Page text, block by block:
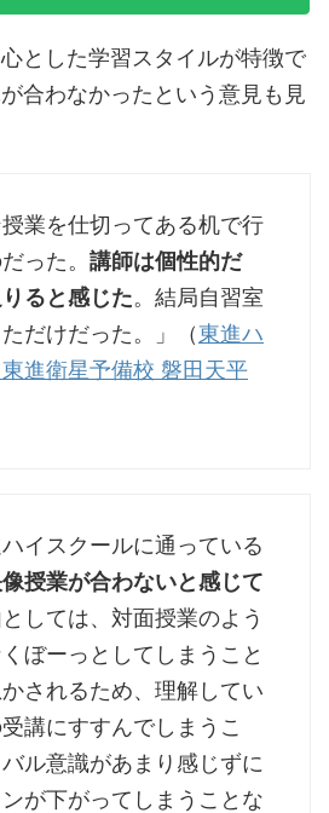
とした学習スタイルが特徴で
合わなかったという意見も見
授業を仕切ってある机で行
った。 講師は個性的だ
ると感じた。結局自習室
だけだった。」（東進ハ
進衛星予備校 磐田天平
ハイスクールに通っている
授業が合わないと感じて
しては、対面授業のよう
ぼーっとしてしまうこと
されるため、理解してい
講にすすんでしまうこ
ル意識があまり感じずに
が下がってしまうことな